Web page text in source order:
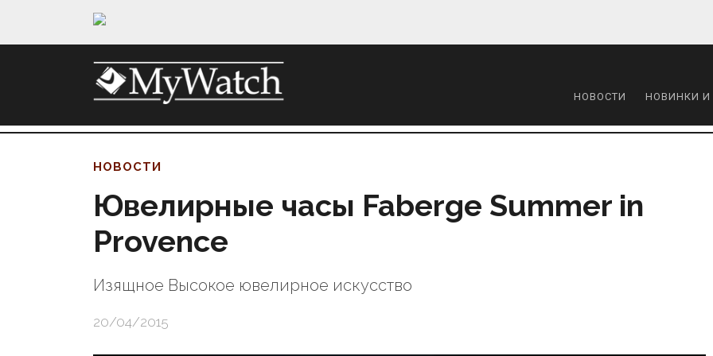
НОВОСТИ НОВИНКИ
НОВОСТИ
Ювелирные часы Faberge Summer in
Provence
Изящное Высокое ювелирное искусство
20/04/2015